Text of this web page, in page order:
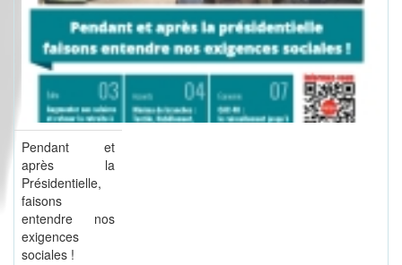
Pendant et
après la
Présidentielle,
faisons
entendre nos
exigences
sociales !